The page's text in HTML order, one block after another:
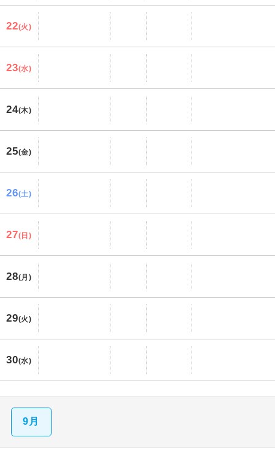
22(火)
23(水)
24(木)
25(金)
26(土)
27(日)
28(月)
29(火)
30(水)
9月